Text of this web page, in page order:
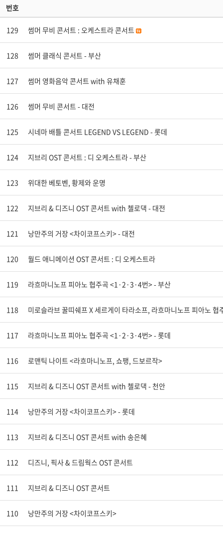
번호
129 썸머 무비 콘서트 : 오케스트라 콘서트
128 썸머 클래식 콘서트 - 부산
127 썸머 영화음악 콘서트 with 유채훈
126 썸머 무비 콘서트 - 대전
125 시네마 배틀 콘서트 LEGEND VS LEGEND - 롯데
124 지브리 OST 콘서트 : 디 오케스트라 - 부산
123 위대한 베토벤, 황제와 운명
122 지브리 & 디즈니 OST 콘서트 with 첼로댁 - 대전
121 낭만주의 거장 <차이코프스키> - 대전
120 월드 애니메이션 OST 콘서트 : 디 오케스트라
119 라흐마니노프 피아노 협주곡 <1·2·3·4번> - 부산
118 미로슬라브 꿀띠쉐프 X 세르게이 타라소프, 라흐마니노프 피아노 협
117 라흐마니노프 피아노 협주곡 <1·2·3·4번> - 롯데
116 로맨틱 나이트 <라흐마니노프, 쇼팽, 드보르작>
115 지브리 & 디즈니 OST 콘서트 with 첼로댁 - 천안
114 낭만주의 거장 <차이코프스키> - 롯데
113 지브리 & 디즈니 OST 콘서트 with 송은혜
112 디즈니, 픽사 & 드림웍스 OST 콘서트
111 지브리 & 디즈니 OST 콘서트
110 낭만주의 거장 <차이코프스키>